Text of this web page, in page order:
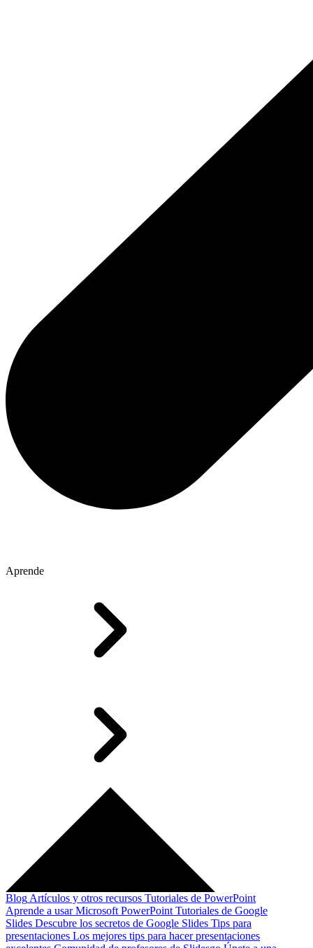
Aprende
Blog Artículos y otros recursos Tutoriales de PowerPoint
Aprende a usar Microsoft PowerPoint Tutoriales de Google
Slides Descubre los secretos de Google Slides Tips para
presentaciones Los mejores tips para hacer presentaciones